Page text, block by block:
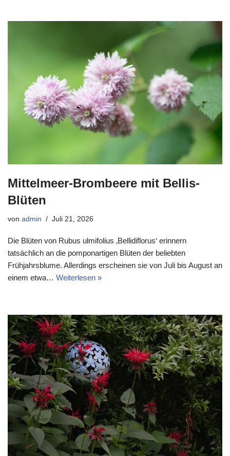
Mittelmeer-Brombeere mit Bellis-
Blüten
von admin Juli 21, 2026
Die Blüten von Rubus ulmifolius ‚Bellidiflorus‘ erinnern
tatsächlich an die pomponartigen Blüten der beliebten
Frühjahrsblume. Allerdings erscheinen sie von Juli bis August an
einem etwa… Weiterlesen »